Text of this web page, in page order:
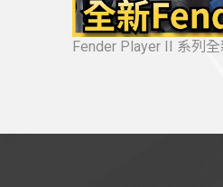
最新美廠 Professional